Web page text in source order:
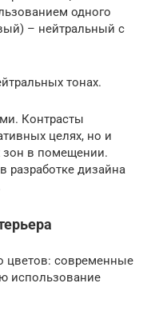
одного
– нейтральный с
тонах.
Контрасты
целях, но и
в помещении.
разработке дизайна
цветов: современные
использование